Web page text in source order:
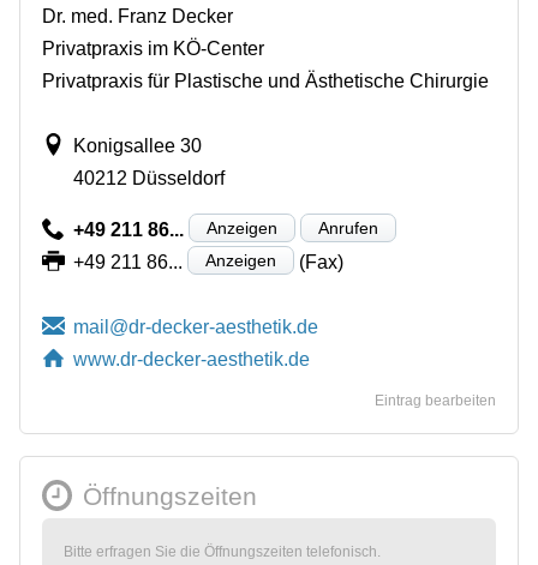
Dr. med. Franz Decker
Privatpraxis im KÖ-Center
Privatpraxis für Plastische und Ästhetische Chirurgie
Konigsallee 30
40212 Düsseldorf
+49 211 86... Anzeigen Anrufen
+49 211 86... Anzeigen (Fax)
www.dr-decker-aesthetik.de
Eintrag bearbeiten
Öffnungszeiten
Bitte erfragen Sie die Öffnungszeiten telefonisch.